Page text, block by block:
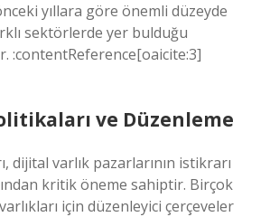
yıllara göre önemli düzeyde
sektörlerde yer bulduğu
:contentReference[oaicite:3]
ve Düzenleme
dijital varlık pazarlarının istikrarı
kritik öneme sahiptir. Birçok
için düzenleyici çerçeveler